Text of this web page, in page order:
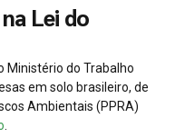
Lei do
Ministério do Trabalho
em solo brasileiro, de
Ambientais (PPRA)